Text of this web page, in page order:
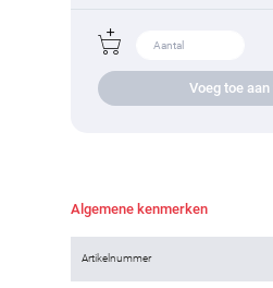
Voeg toe
Algemene kenmerken
Artikelnummer